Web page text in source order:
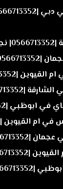
|0566713352
|0566713352
|0566713352
القيوين |0566713352
|0566713352